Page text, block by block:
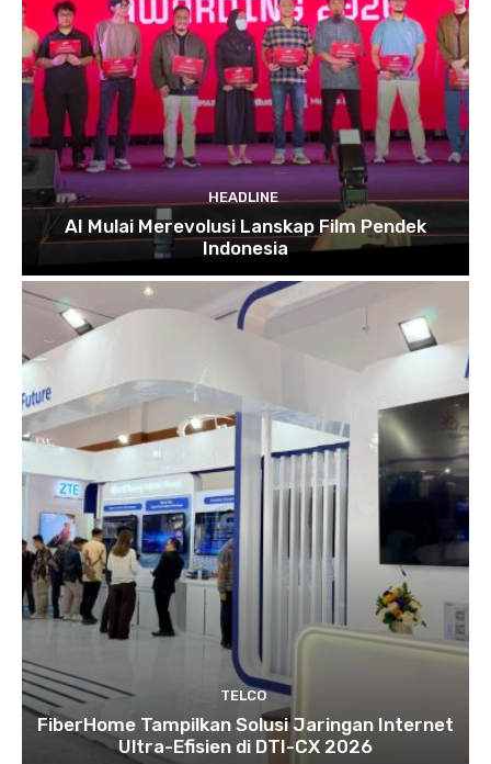
HEADLINE
AI Mulai Merevolusi Lanskap Film Pendek
Indonesia
TELCO
FiberHome Tampilkan Solusi Jaringan Internet
Ultra-Efisien di DTI-CX 2026